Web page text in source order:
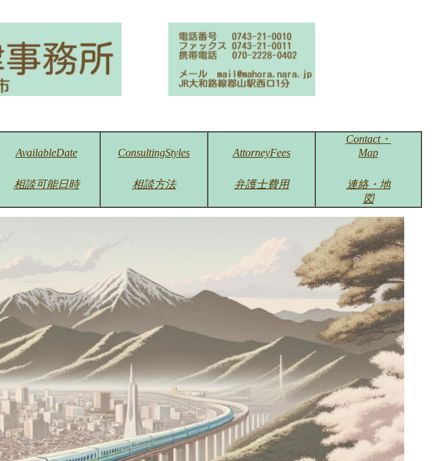
AvailableDate
相談可能日時
ConsultingStyles
相談方法
AttorneyFees
弁護士費用
Contact・
Map
連絡・地
図